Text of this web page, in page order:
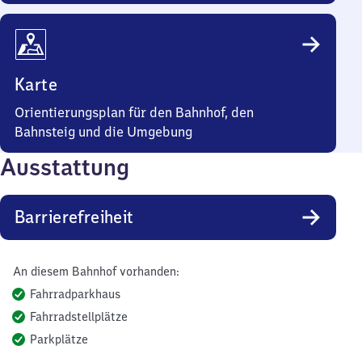
Karte
Orientierungsplan für den Bahnhof, den
Bahnsteig und die Umgebung
Ausstattung
Barrierefreiheit
An diesem Bahnhof vorhanden:
Fahrradparkhaus
Fahrradstellplätze
Parkplätze